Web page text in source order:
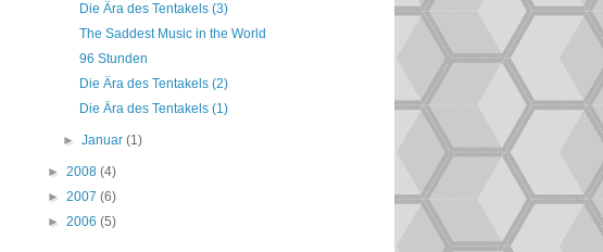
Die Ära des Tentakels (3)
The Saddest Music in the World
96 Stunden
Die Ära des Tentakels (2)
Die Ära des Tentakels (1)
►Januar(1)
► 2008 (4)
► 2007 (6)
► 2006 (5)